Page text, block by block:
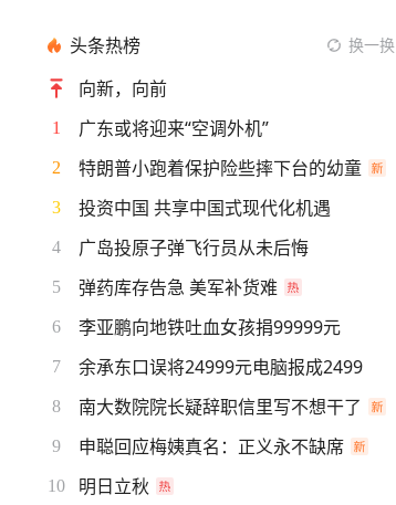
头条热榜 换一换
向新，向前
1 广东或将迎来“空调外机”
2 特朗普小跑着保护险些摔下台的幼童
3 投资中国 共享中国式现代化机遇
4 广岛投原子弹飞行员从未后悔
5 弹药库存告急 美军补货难
6 李亚鹏向地铁吐血女孩捐99999元
7 余承东口误将24999元电脑报成2499
8 南大数院院长疑辞职信里写不想干了
9 申聪回应梅姨真名：正义永不缺席
10 明日立秋